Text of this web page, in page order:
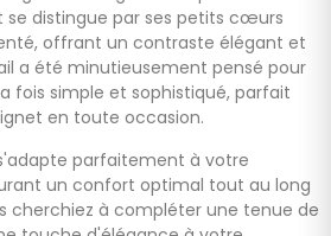
se distingue par ses petits cœurs
offrant un contraste élégant et
a été minutieusement pensé pour
fois simple et sophistiqué, parfait
en toute occasion.
parfaitement à votre
un confort optimal tout au long
cherchiez à compléter une tenue de